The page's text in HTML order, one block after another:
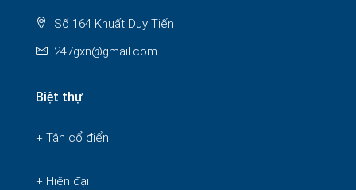
Số 164 Khuất Duy Tiến
247gxn@gmail.com
Biệt thự
+ Tân cổ điển
+ Hiện đại